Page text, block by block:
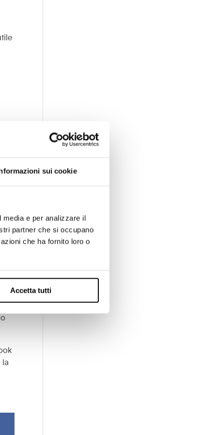
sui cookie
e per analizzare il
partner che si occupano
che ha fornito loro o
Accetta tutti